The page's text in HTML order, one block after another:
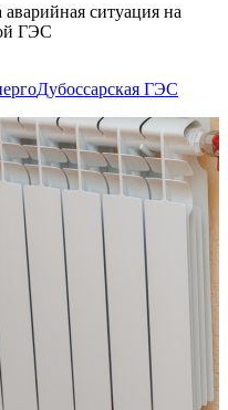
ситуация на
ГЭС
Дубоссарская ГЭС